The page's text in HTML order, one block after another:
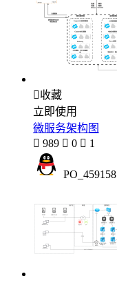
收藏
立即使用
微服务架构图
 989  0  1
PO_459158